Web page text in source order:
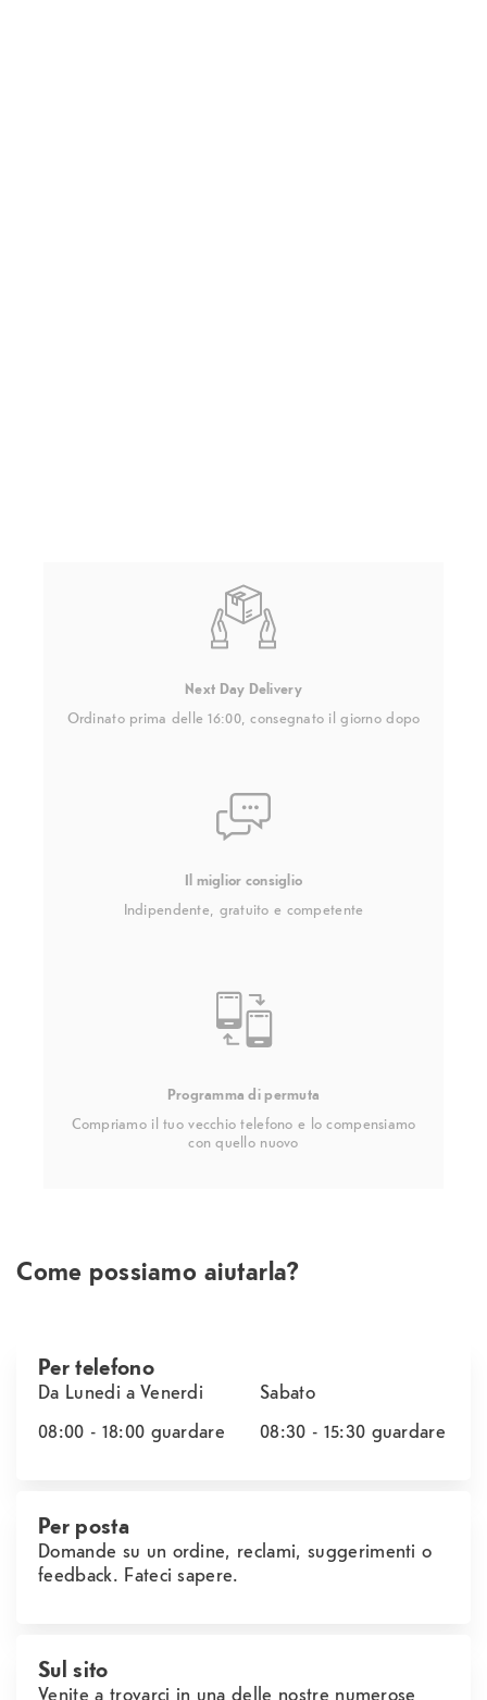
Next Day Delivery
Ordinato prima delle 16:00, consegnato il giorno dopo
Il miglior consiglio
Indipendente, gratuito e competente
Programma di permuta
Compriamo il tuo vecchio telefono e lo compensiamo
con quello nuovo
Come possiamo aiutarla?
Per telefono
Da Lunedi a Venerdi
08:00 - 18:00 guardare
Sabato
08:30 - 15:30 guardare
Per posta
Domande su un ordine, reclami, suggerimenti o
feedback. Fateci sapere.
Sul sito
Venite a trovarci in una delle nostre numerose